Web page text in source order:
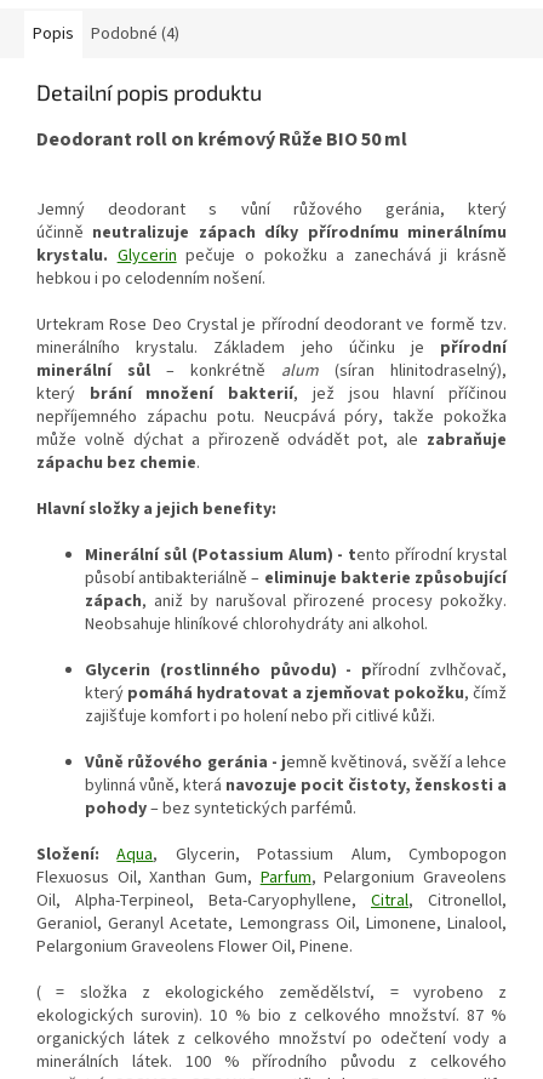
Popis Podobné (4)
Detailní popis produktu
Deodorant roll on krémový Růže BIO 50 ml
Jemný deodorant s vůní růžového geránia, který
účinně neutralizuje zápach díky přírodnímu minerálnímu
krystalu. Glycerinpečuje o pokožku a zanechává ji krásně
hebkou i po celodenním nošení.
Urtekram Rose Deo Crystal je přírodní deodorant ve formě tzv.
minerálního krystalu. Základem jeho účinku je
přírodní
minerální sůl
– konkrétně alum
(síran hlinitodraselný),
který
brání množení bakterií, jež jsou hlavní příčinou
nepříjemného zápachu potu. Neucpává póry, takže pokožka
může volně dýchat a přirozeně odvádět pot, ale zabraňuje
zápachu bez chemie.
Hlavní složky a jejich benefity:
Minerální sůl (Potassium Alum) - tento přírodní krystal
působí antibakteriálně – eliminuje bakterie způsobující
zápach, aniž by narušoval přirozené procesy pokožky.
Neobsahuje hliníkové chlorohydráty ani alkohol.
Glycerin (rostlinného původu) - přírodní zvlhčovač,
který pomáhá hydratovat a zjemňovat pokožku, čímž
zajišťuje komfort i po holení nebo při citlivé kůži.
Vůně růžového geránia - jemně květinová, svěží a lehce
bylinná vůně, která navozuje pocit čistoty, ženskosti a
pohody– bez syntetických parfémů.
Složení:
Aqua, Glycerin, Potassium Alum, Cymbopogon
Flexuosus Oil, Xanthan Gum,Parfum, Pelargonium Graveolens
Oil, Alpha-Terpineol, Beta-Caryophyllene, Citral, Citronellol,
Geraniol, Geranyl Acetate, Lemongrass Oil, Limonene, Linalool,
Pelargonium Graveolens Flower Oil, Pinene.
( = složka z ekologického zemědělství, = vyrobeno z
ekologických surovin). 10 % bio z celkového množství. 87 %
organických látek z celkového množství po odečtení vody a
minerálních látek. 100 % přírodního původu z celkového